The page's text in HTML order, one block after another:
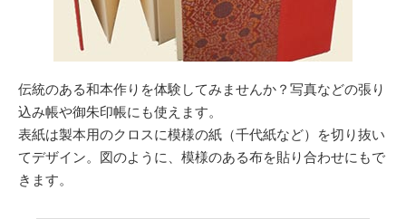
伝統のある和本作りを体験してみませんか？写真などの張り
込み帳や御朱印帳にも使えます。
表紙は製本用のクロスに模様の紙（千代紙など）を切り抜い
てデザイン。図のように、模様のある布を貼り合わせにもで
きます。